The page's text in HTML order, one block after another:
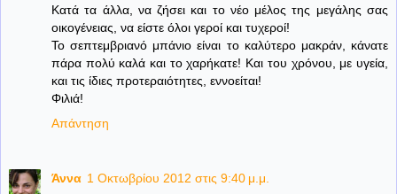
Κατά τα άλλα, να ζήσει και το νέο μέλος της μεγάλης σας
οικογένειας, να είστε όλοι γεροί και τυχεροί!
Το σεπτεμβριανό μπάνιο είναι το καλύτερο μακράν, κάνατε
πάρα πολύ καλά και το χαρήκατε! Και του χρόνου, με υγεία,
και τις ίδιες προτεραιότητες, εννοείται!
Φιλιά!
Απάντηση
Άννα 1 Οκτωβρίου 2012 στις 9:40 μ.μ.